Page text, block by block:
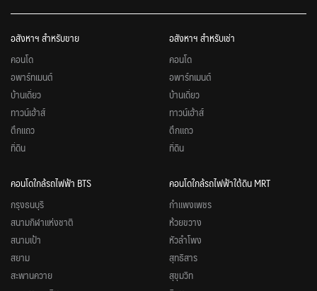
อสังหาฯ สำหรับขาย
คอนโด
อพาร์ทเมนต์
บ้านเดี่ยว
ทาวน์เฮ้าส์
ตึกแถว
ที่ดิน
อสังหาฯ สำหรับเช่า
คอนโด
อพาร์ทเมนต์
บ้านเดี่ยว
ทาวน์เฮ้าส์
ตึกแถว
ที่ดิน
คอนโดใกล้รถไฟฟ้า BTS
กรุงธนบุรี
สนามกีฬาแห่งชาติ
สนามเป้า
สยาม
สะพานควาย
คอนโดใกล้รถไฟฟ้าใต้ดิน MRT
กำแพงเพชร
ห้วยขวาง
หัวลำโพง
สุทธิสาร
สุขุมวิท